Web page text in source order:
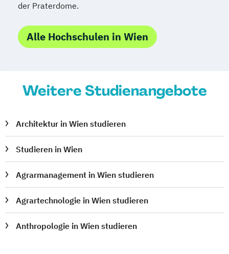
der Praterdome.
Alle Hochschulen in Wien
Weitere Studienangebote
Architektur in Wien studieren
Studieren in Wien
Agrarmanagement in Wien studieren
Agrartechnologie in Wien studieren
Anthropologie in Wien studieren